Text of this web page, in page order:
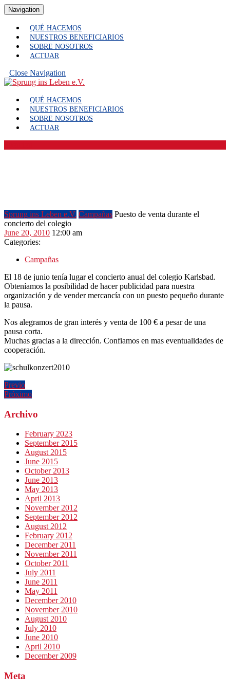
Skip
to
content
Skip
Content
NavigationNavigation
QUÉ HACEMOS
NUESTROS BENEFICIARIOS
SOBRE NOSOTROS
ACTUAR
Close Navigation
Navigation
QUÉ HACEMOS
NUESTROS BENEFICIARIOS
SOBRE NOSOTROS
ACTUAR
Sprung ins Leben e.V. Campañas Puesto de venta durante el
concierto del colegio
June 20, 2010June
12:00 am
Categories:
Campañas
El 18 de junio tenía lugar el concierto anual del colegio Karlsbad.
Obteníamos la posibilidad de hacer publicidad para nuestra
organización y de vender mercancía con un puesto pequeño durante
la pausa.
Nos alegramos de gran interés y venta de 100 € a pesar de una
pausa corta.
Muchas gracias a la dirección. Confiamos en mas eventualidades de
cooperación.
Post
navigation
PrevioPublicación
anterior:
PróximoPublicación
Archivo
February 2023
September 2015
August 2015
June 2015
October 2013
June 2013
May 2013
April 2013
November 2012
September 2012
August 2012
February 2012
December 2011
November 2011
October 2011
July 2011
June 2011
May 2011
December 2010
November 2010
August 2010
July 2010
June 2010
April 2010
December 2009
Meta